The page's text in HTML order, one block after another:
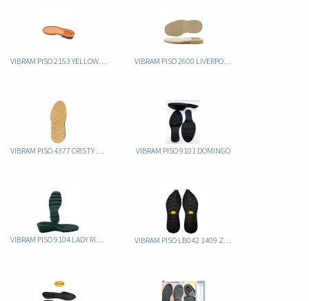
VIBRAM PISO 2153 YELLOW BOOT VIBRAM PISO 2600 LIVERPOOL
VIBRAM PISO 4377 CRISTY EVA VIBRAM PISO 9101 DOMINGO
VIBRAM PISO LB042 1409 ZEGATRACK